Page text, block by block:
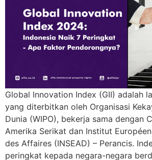
Global Innovation Index (GII) adalah
yang diterbitkan oleh Organisasi
Dunia (WIPO), bekerja sama dengan
Amerika Serikat dan Institut
des Affaires (INSEAD) – Perancis.
peringkat kepada negara-negara